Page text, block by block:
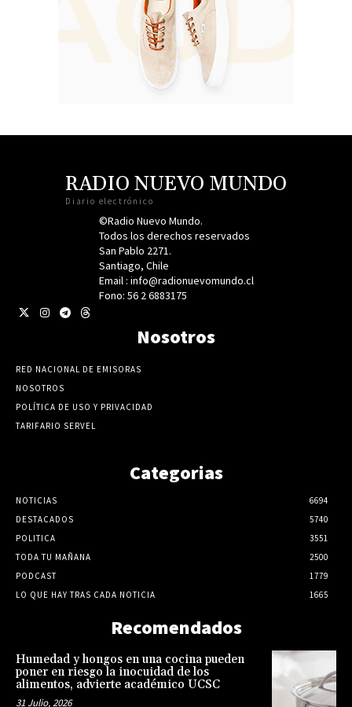
RADIO NUEVO MUNDO
Diario electrónico
©Radio Nuevo Mundo.
Todos los derechos reservados
San Pablo 2271.
Santiago, Chile
Email : info@radionuevomundo.cl
Fono: 56 2 6883175
Nosotros
RED NACIONAL DE EMISORAS
NOSOTROS
POLÍTICA DE USO Y PRIVACIDAD
TARIFARIO SERVEL
Categorias
NOTICIAS
6694
DESTACADOS
5740
POLITICA
3551
TODA TU MAÑANA
2500
PODCAST
1779
LO QUE HAY TRAS CADA NOTICIA
1665
Recomendados
Humedad y hongos en una cocina pueden
poner en riesgo la inocuidad de los
alimentos, advierte académico UCSC
31 Julio, 2026